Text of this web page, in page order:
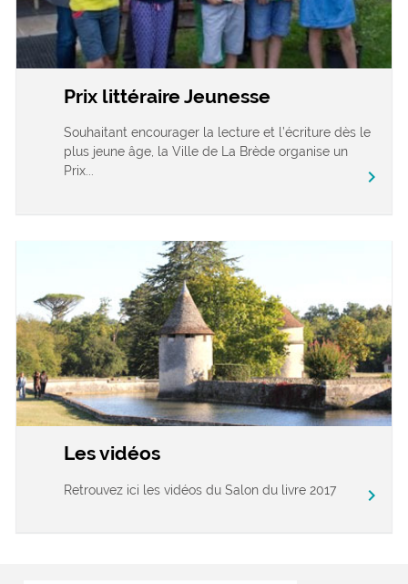
Prix littéraire Jeunesse
Souhaitant encourager la lecture et l’écriture dès le
plus jeune âge, la Ville de La Brède organise un
Prix...
chevron_right
Les vidéos
Retrouvez ici les vidéos du Salon du livre 2017 chevron_right